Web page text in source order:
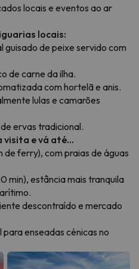
locais e eventos ao ar
locais:
guisado de peixe servido com
de carne da ilha.
com hortelã e anis.
lulas e camarões
ervas tradicional.
visita e vá até...
ferry), com praias de águas
min), estância mais tranquila
descontraído e mercado
enseadas cénicas no